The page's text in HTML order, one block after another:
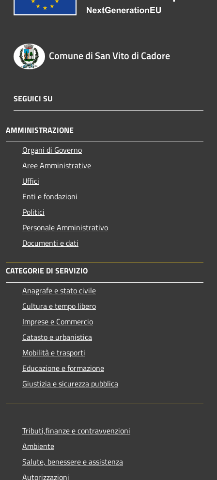
Comune di San Vito di Cadore
SEGUICI SU
AMMINISTRAZIONE
Organi di Governo
Aree Amministrative
Uffici
Enti e fondazioni
Politici
Personale Amministrativo
Documenti e dati
CATEGORIE DI SERVIZIO
Anagrafe e stato civile
Cultura e tempo libero
Imprese e Commercio
Catasto e urbanistica
Mobilità e trasporti
Educazione e formazione
Giustizia e sicurezza pubblica
Tributi,finanze e contravvenzioni
Ambiente
Salute, benessere e assistenza
Autorizzazioni